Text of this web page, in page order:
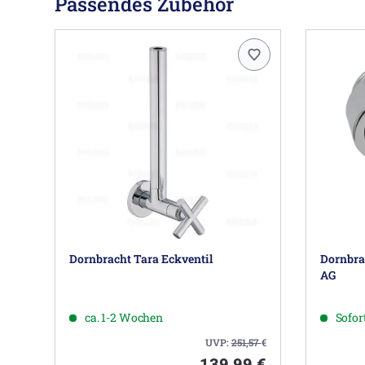
Dornbracht Tara Eckventil
ca. 1-2 Wochen
UVP:251,57€
AG